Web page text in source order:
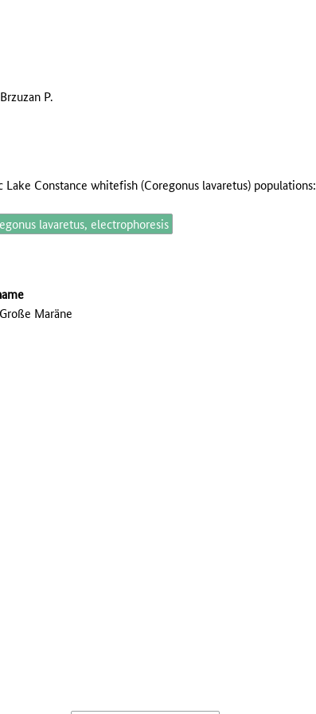
P.
Constance whitefish (Coregonus lavaretus) populations:
lavaretus, electrophoresis
Maräne